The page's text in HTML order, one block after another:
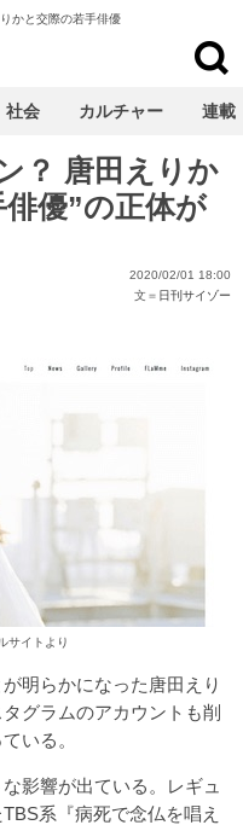
かと交際の若手俳優
？ 唐田えりか
優”の正体が
2020/02/01 18:00
文＝ 日刊サイゾー
サイトより
明らかになった唐田えり
グラムのアカウントも削
いる。
影響が出ている。レギュ
系『病死で念仏を唱え
社会 カルチャー 連載